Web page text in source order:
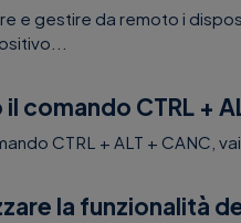
e gestire da remoto i
comando CTRL +
CTRL + ALT + CANC,
la funzionalità